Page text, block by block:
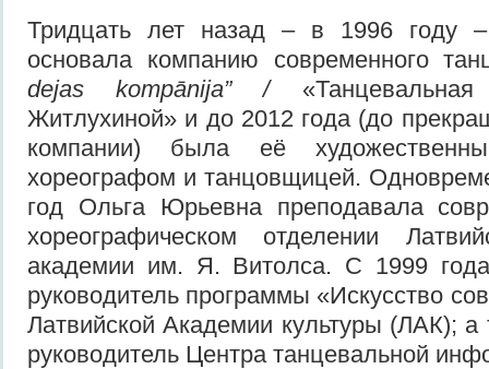
Тридцать лет назад – в 1996 году
основала компанию современного
dejas kompānija” /
Житлухиной» и до 2012 года (до
компании) была её
хореографом и танцовщицей.
год Ольга Юрьевна преподавала
хореографическом отделении
академии им. Я. Витолса. С 1999
руководитель программы «Искусство
Латвийской Академии культуры (ЛАК); а
руководитель Центра танцевальной